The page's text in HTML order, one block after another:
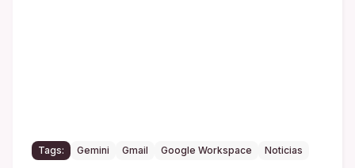
Tags: Gemini Gmail Google Workspace Noticias